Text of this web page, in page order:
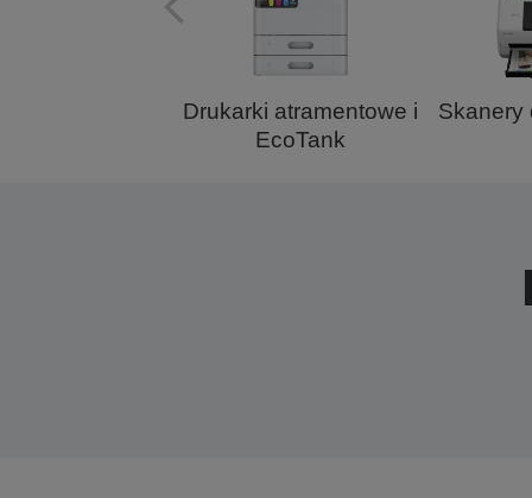
Drukarki atramentowe i
EcoTank
Skanery